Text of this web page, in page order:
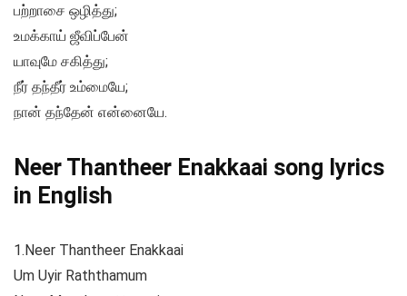
பற்றாசை ஒழித்து;
உமக்காய் ஜீவிப்பேன்
யாவுமே சகித்து;
நீர் தந்தீர் உம்மையே;
நான் தந்தேன் என்னையே.
Neer Thantheer Enakkaai song lyrics
in English
1.Neer Thantheer Enakkaai
Um Uyir Raththamum